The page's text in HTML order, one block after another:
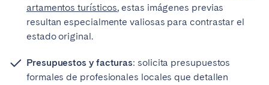
artamentos turísticos, estas imágenes previas
resultan especialmente valiosas para contrastar el
estado original.
Presupuestos y facturas: solicita presupuestos
formales de profesionales locales que detallen